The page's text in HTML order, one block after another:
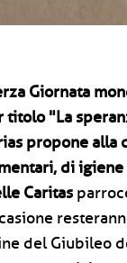
Giornata
"La
propone alla
di
Caritas
del Giubileo